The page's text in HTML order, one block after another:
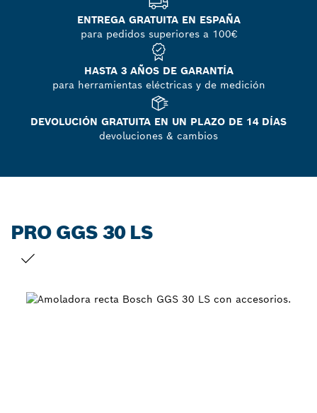
ENTREGA GRATUITA EN ESPAÑA
para pedidos superiores a 100€
HASTA 3 AÑOS DE GARANTÍA
para herramientas eléctricas y de medición
DEVOLUCIÓN GRATUITA EN UN PLAZO DE 14 DÍAS
devoluciones & cambios
PRO GGS 30 LS